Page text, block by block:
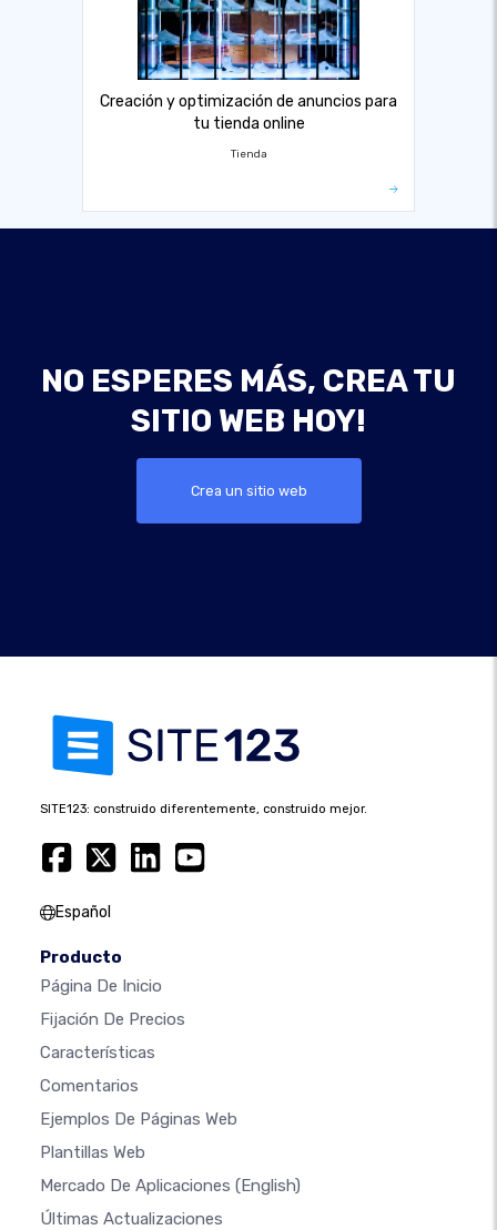
Creación y optimización de anuncios para
tu tienda online
Tienda
NO ESPERES MÁS, CREA TU
SITIO WEB HOY!
Crea un sitio web
SITE123: construido diferentemente, construido mejor.
Español
Producto
Página De Inicio
Fijación De Precios
Características
Comentarios
Ejemplos De Páginas Web
Plantillas Web
Mercado De Aplicaciones (English)
Últimas Actualizaciones